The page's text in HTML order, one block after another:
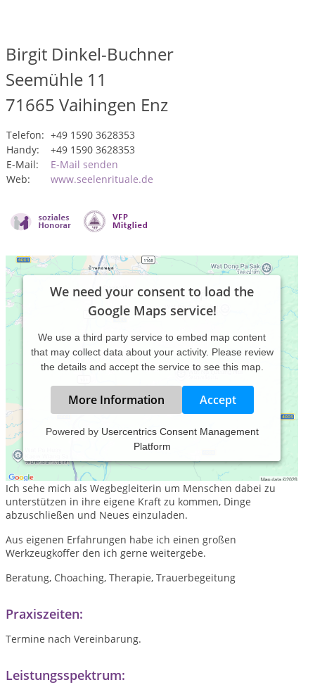
Birgit Dinkel-Buchner
Seemühle 11
71665 Vaihingen Enz
Telefon: +49 1590 3628353
Handy:
+49 1590 3628353
E-Mail:
E-Mail senden
Web:
www.seelenrituale.de
We need your consent to load the
Google Maps service!
We use a third party service to embed map content
that may collect data about your activity. Please review
the details and accept the service to see this map.
More Information Accept
Powered by Usercentrics Consent Management
Platform
Meine Praxis beinhaltet verschiedenen Techniken aus der
klassischen Gesprächstherapie, vebunden mit Ritualarbeit.
Ich sehe mich als Wegbegleiterin um Menschen dabei zu
unterstützen in ihre eigene Kraft zu kommen, Dinge
abzuschließen und Neues einzuladen.
Aus eigenen Erfahrungen habe ich einen großen
Werkzeugkoffer den ich gerne weitergebe.
Beratung, Choaching, Therapie, Trauerbegeitung
Praxiszeiten:
Termine nach Vereinbarung.
Leistungsspektrum: